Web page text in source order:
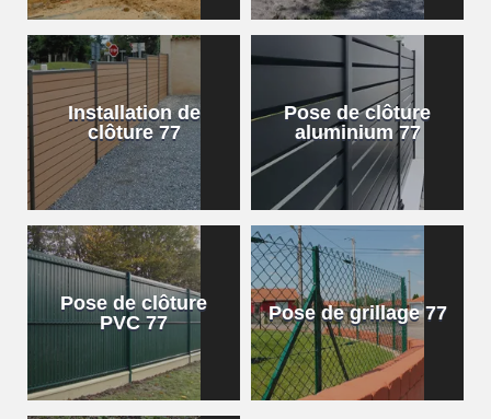
Installation de
clôture 77
Pose de clôture
aluminium 77
Pose de clôture
PVC 77
Pose de grillage 77